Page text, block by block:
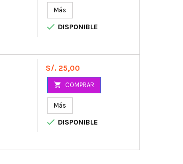
Más
 DISPONIBLE
Precio
S/. 25,00
 COMPRAR
Más
 DISPONIBLE